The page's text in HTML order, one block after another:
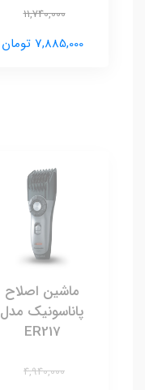
11,740,000
7,885,000 تومان
ماشین اصلاح
پاناسونیک مدل
ER217
4,940,000